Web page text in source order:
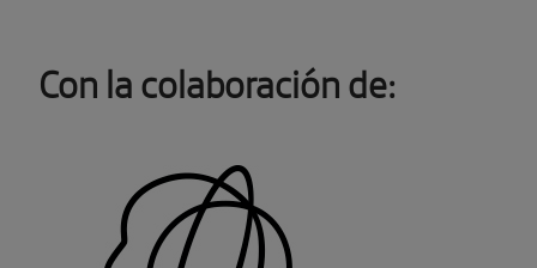
Con la colaboración de: